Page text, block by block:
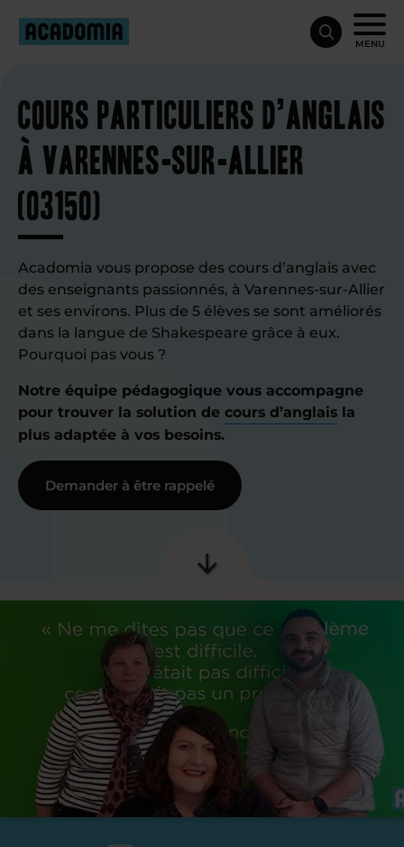
MENU
Cours particuliers d’anglais
à Varennes-sur-Allier
(03150)
Acadomia vous propose des cours d’anglais avec
des enseignants passionnés, à Varennes-sur-Allier
et ses environs. Plus de 5 élèves se sont améliorés
dans la langue de Shakespeare grâce à eux.
Pourquoi pas vous ?
Notre équipe pédagogique vous accompagne
pour trouver la solution de cours d’anglais la
plus adaptée à vos besoins.
Demander à être rappelé